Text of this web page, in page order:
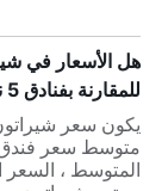
هل الأسعار في
للمقارنة بفنادق 5 نجوم في هوتشي مين سيتي؟
يكون سعر